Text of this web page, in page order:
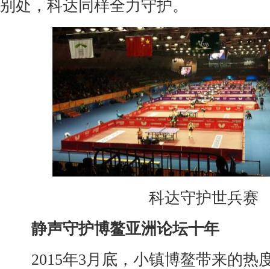
别处，科达同样全力守护。
科达守护世兵赛
静声守护博鳌亚洲论坛十年
2015年3月底，小镇博鳌带来的热